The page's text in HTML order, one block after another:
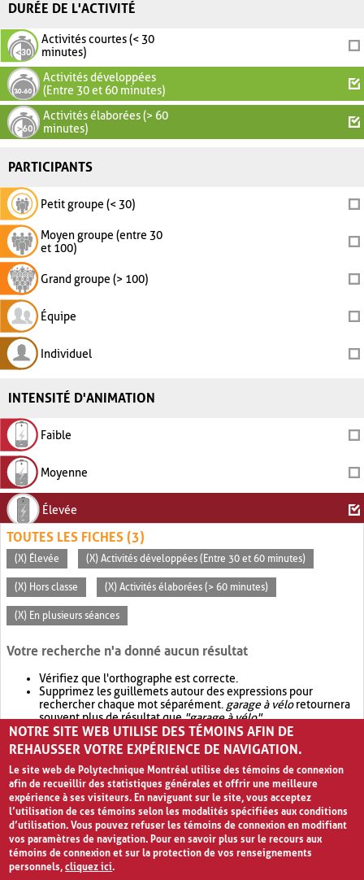
DURÉE DE L'ACTIVITÉ
Activités courtes (< 30
minutes)
Activités développées
(Entre 30 et 60 minutes)
Activités élaborées (> 60
minutes)
PARTICIPANTS
Petit groupe (< 30)
Moyen groupe (entre 30
et 100)
Grand groupe (> 100)
Équipe
Individuel
INTENSITÉ D'ANIMATION
Faible
Moyenne
Élevée
TOUTES LES FICHES (3)
(X) Élevée (X) Activités développées (Entre 30 et 60 minutes)
(X) Hors classe (X) Activités élaborées (> 60 minutes)
(X) En plusieurs séances
Votre recherche n'a donné aucun résultat
Vérifiez que l'orthographe est correcte.
Supprimez les guillemets autour des expressions pour
rechercher chaque mot séparément. garage à véloretournera
souvent plus de résultat que"garage à vélo".
Envisagez d'élargir votre recherche avec OR.garage OR vélo
retournera souvent plus de résultat quegarage à vélo
NOTRE SITE WEB UTILISE DES TÉMOINS AFIN DE
REHAUSSER VOTRE EXPÉRIENCE DE NAVIGATION.
Le site web de Polytechnique Montréal utilise des témoins de connexion
afin de recueillir des statistiques générales et offrir une meilleure
expérience à ses visiteurs. En naviguant sur le site, vous acceptez
l’utilisation de ces témoins selon les modalités spécifiées aux conditions
d’utilisation. Vous pouvez refuser les témoins de connexion en modifiant
vos paramètres de navigation. Pour en savoir plus sur le recours aux
témoins de connexion et sur la protection de vos renseignements
personnels,cliquez ici.